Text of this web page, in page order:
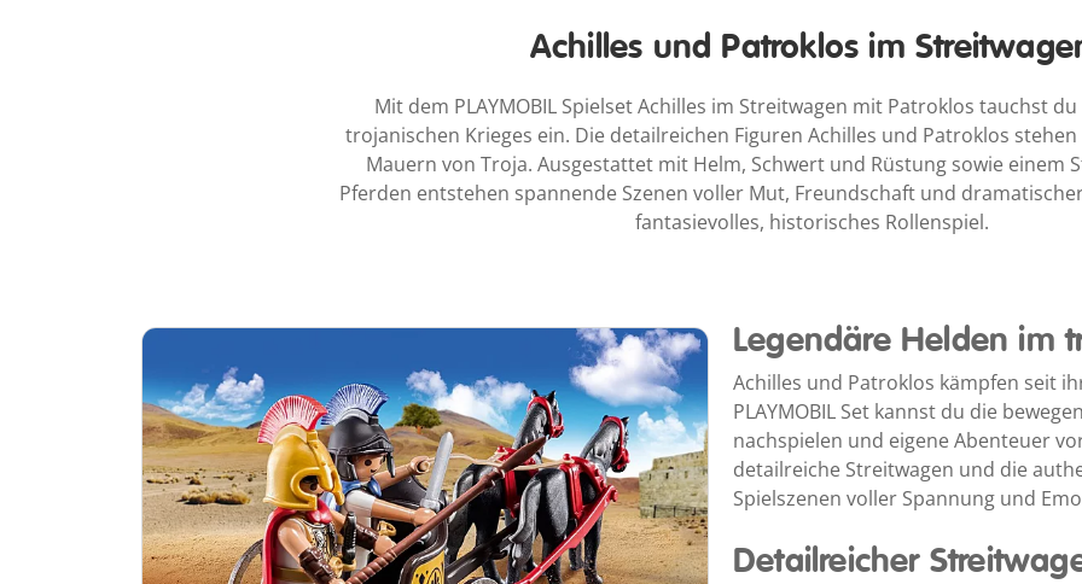
Achilles und Patroklos im
Mit dem PLAYMOBIL Spielset Achilles im Streitwagen mit Patroklos tauchst
trojanischen Krieges ein. Die detailreichen Figuren Achilles und Patroklos stehen
Mauern von Troja. Ausgestattet mit Helm, Schwert und Rüstung sowie einem
Pferden entstehen spannende Szenen voller Mut, Freundschaft und
fantasievolles, historisches Rollenspiel.
Legendäre Helden im
Achilles und Patroklos kämpfen seit
PLAYMOBIL Set kannst du die
nachspielen und eigene Abenteuer
detailreiche Streitwagen und die
Spielszenen voller Spannung und
Detailreicher